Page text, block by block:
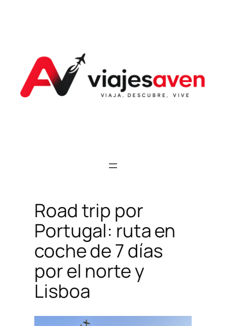
contenido
Road trip por
Portugal: ruta en
coche de 7 días
por el norte y
Lisboa